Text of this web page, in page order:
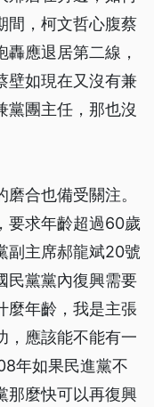
間，柯文哲心腹蔡
應退居第二線，
壁如現在又沒有兼
黨團主任，那也沒
合也備受關注。
要求年齡超過60歲
副主席郝龍斌20號
民黨黨內復興需要
麼年齡，我是主張
，應該能不能有一
年如果民進黨不
那麼快可以再復興